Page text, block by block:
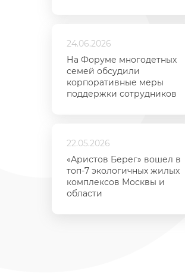
24.06.2026
На Форуме многодетных
семей обсудили
корпоративные меры
поддержки сотрудников
22.05.2026
«Аристов Берег» вошел в
топ-7 экологичных жилых
комплексов Москвы и
области